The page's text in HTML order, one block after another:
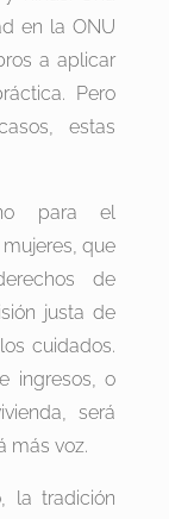
en la ONU
a aplicar
Pero
estas
para el
que
de
justa de
cuidados.
ingresos, o
será
más voz.
la tradición